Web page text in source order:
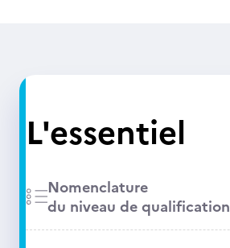
L'essentiel
Nomenclature
du niveau de qualification